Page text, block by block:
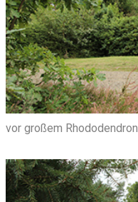
vor großem Rhododendron